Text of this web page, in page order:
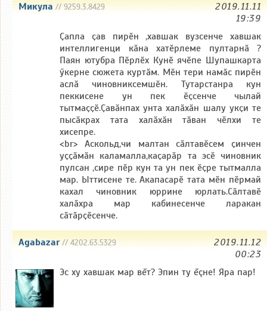
Микула// 9259.3.8429
2019.11.11
19:39
Ҫапла ҫав пирӗн ,хавшак вузсенче хавшак
интеллигенци кӑна хатӗрлеме пултарнӑ ?
Паян ютубра Пӗрлӗх Кунӗ ячӗпе Шупашкарта
ӳкерне сюжета куртӑм. Мӗн тери намӑс пирӗн
аслӑ чиновниксемшӗн. Тутарстанра кун
пеккисене ун пек ӗҫсенче чылай
тытмаҫҫӗ.Ҫавӑнпах унта халӑхӑн шалу укҫи те
пысӑкрах тата халӑхӑн тӑван чӗлхи те
хисепре.
<br> Аскольд,чи малтан сӑлтавӗсем ҫинчен
уҫҫӑмӑн каламалла,каҫарӑр та эсӗ чиновник
пулсан ,сире пӗр кун та ун пек ӗҫре тытмалла
мар. Ыттисене те. Акапасарӗ тата мӗн пӗрмай
кахал чиновник юррине юрлать.Сӑлтавӗ
халӑхра мар кабинесенче ларакан
сӑтӑрҫӗсенче.
Agabazar// 4202.63.5329
2019.11.12
00:23
Эс ху хавшак мар вĕт? Эпин ту ĕçне! Яра пар!